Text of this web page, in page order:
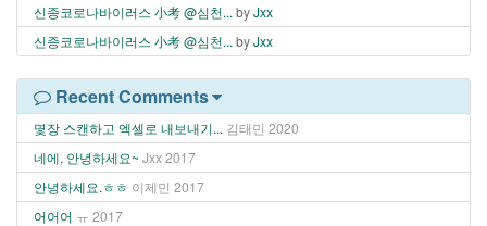
신종코로나바이러스 小考 @심천... byJxx
신종코로나바이러스 小考 @심천... byJxx
Recent Comments
몇장 스캔하고 엑셀로 내보내기... 김태민 2020
네에, 안녕하세요~ Jxx2017
안녕하세요.ㅎㅎ 이제민 2017
어어어 ㅠ 2017